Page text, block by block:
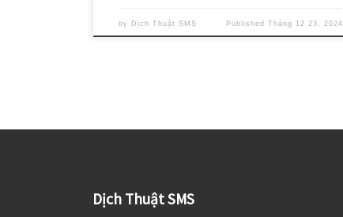
by Dịch Thuật SMS Published Tháng 12 23, 2024
Dịch Thuật SMS